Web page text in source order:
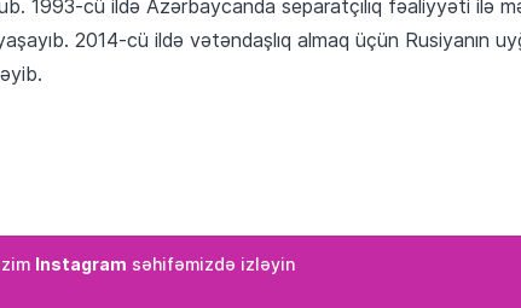
1993-cü ildə Azərbaycanda separatçılıq fəaliyyəti ilə
2014-cü ildə vətəndaşlıq almaq üçün Rusiyanın
Instagram səhifəmizdə izləyin